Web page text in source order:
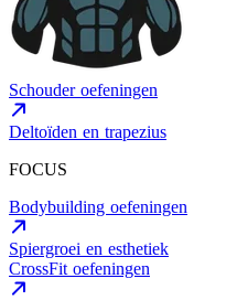
Schouder oefeningen
Deltoïden en trapezius
FOCUS
Bodybuilding oefeningen
Spiergroei en esthetiek
CrossFit oefeningen